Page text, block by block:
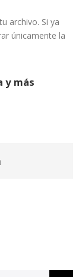
archivo. Si ya
únicamente la
y más